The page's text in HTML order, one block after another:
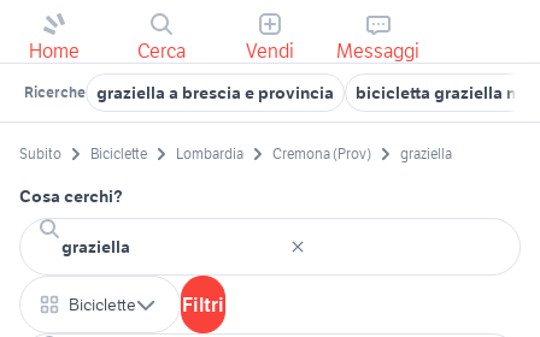
Home Cerca Vendi Messaggi
Ricerche graziella a brescia e provincia bicicletta graziella
Subito Biciclette Lombardia Cremona (Prov) graziella
Cosa cerchi?
Biciclette Filtri